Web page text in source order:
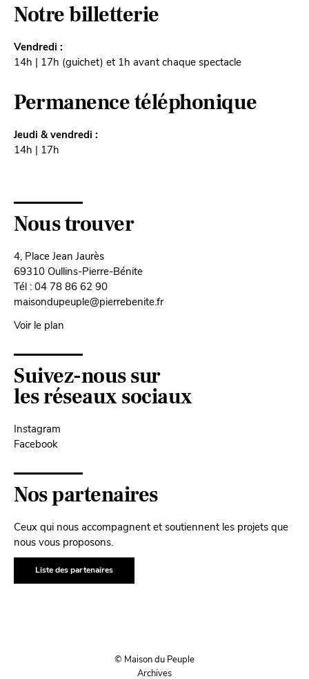
Notre billetterie
Vendredi :
14h | 17h (guichet) et 1h avant chaque spectacle
Permanence téléphonique
Jeudi & vendredi :
14h | 17h
Nous trouver
4, Place Jean Jaurès
69310 Oullins-Pierre-Bénite
Tél : 04 78 86 62 90
maisondupeuple@pierrebenite.fr
Voir le plan
Suivez-nous sur
les réseaux sociaux
Instagram
Facebook
Nos partenaires
Ceux qui nous accompagnent et soutiennent les projets que
nous vous proposons.
Liste des partenaires
© Maison du Peuple
Archives